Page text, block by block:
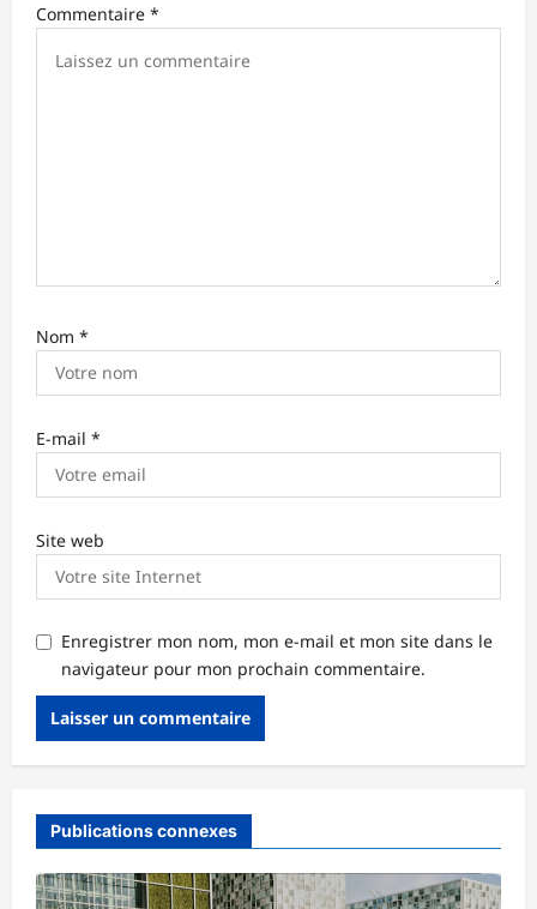
a
Commentaire *
Nom *
E-mail *
Site web
Enregistrer mon nom, mon e-mail et mon site dans le
navigateur pour mon prochain commentaire.
Publications connexes